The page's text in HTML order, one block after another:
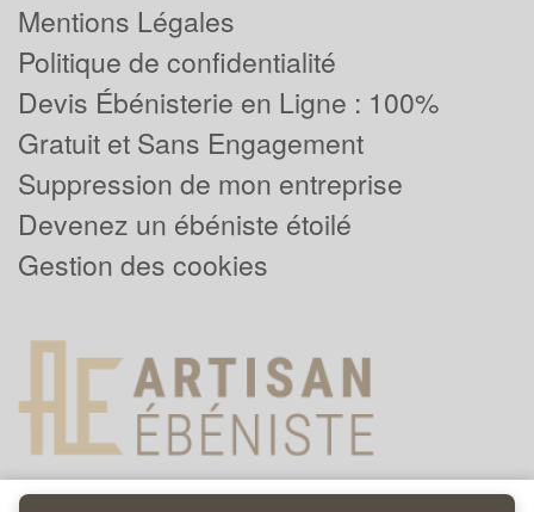
Mentions Légales
Politique de confidentialité
Devis Ébénisterie en Ligne : 100%
Gratuit et Sans Engagement
Suppression de mon entreprise
Devenez un ébéniste étoilé
Gestion des cookies